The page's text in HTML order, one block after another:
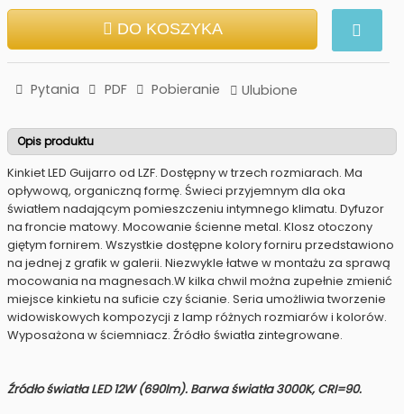
DO KOSZYKA
Pytania PDF Pobieranie Ulubione
Opis produktu
Kinkiet LED Guijarro od LZF. Dostępny w trzech rozmiarach. Ma
opływową, organiczną formę. Świeci przyjemnym dla oka
światłem nadającym pomieszczeniu intymnego klimatu. Dyfuzor
na froncie matowy. Mocowanie ścienne metal. Klosz otoczony
giętym fornirem. Wszystkie dostępne kolory forniru przedstawiono
na jednej z grafik w galerii. Niezwykle łatwe w montażu za sprawą
mocowania na magnesach.W kilka chwil można zupełnie zmienić
miejsce kinkietu na suficie czy ścianie. Seria umożliwia tworzenie
widowiskowych kompozycji z lamp różnych rozmiarów i kolorów.
Wyposażona w ściemniacz. Źródło światła zintegrowane.
Źródło światła LED 12W (690lm). Barwa światła 3000K, CRI=90.​